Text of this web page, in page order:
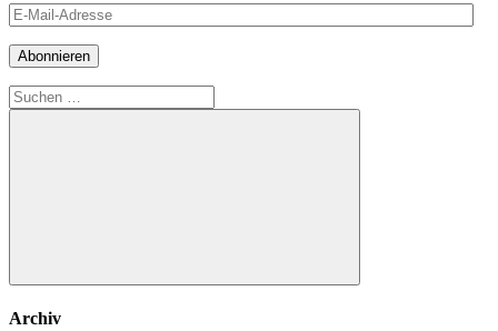
E-
Mail-
Adresse
Abonnieren
Suchen
nach:
Suchen
Archiv